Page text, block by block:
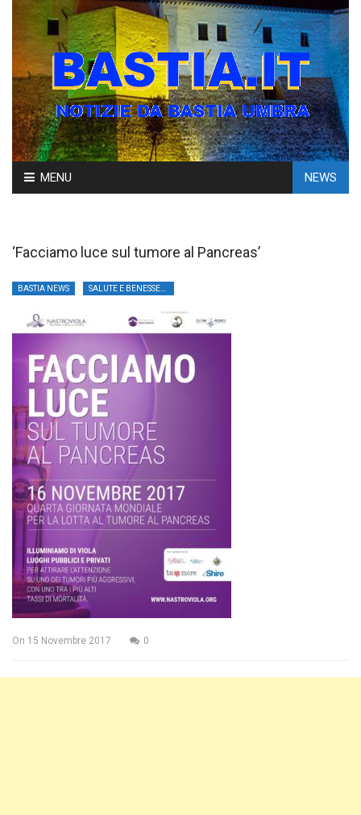
Skip
to
MENU NEWS
‘Facciamo luce sul tumore al Pancreas’
BASTIA NEWS
On 15 Novembre 2017 0